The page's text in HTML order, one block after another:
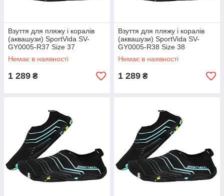
Взуття для пляжу і коралів
(аквашузи) SportVida SV-
GY0005-R37 Size 37
Black/Blue
Немає в наявності
1 289 ₴
Взуття для пляжу і коралів
(аквашузи) SportVida SV-
GY0005-R38 Size 38
Black/Blue
Немає в наявності
1 289 ₴